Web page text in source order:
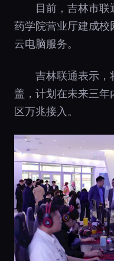
目前，吉林市
药学院营业厅建成
云电脑服务。
吉林联通表示，
盖，计划在未来三年
区万兆接入。